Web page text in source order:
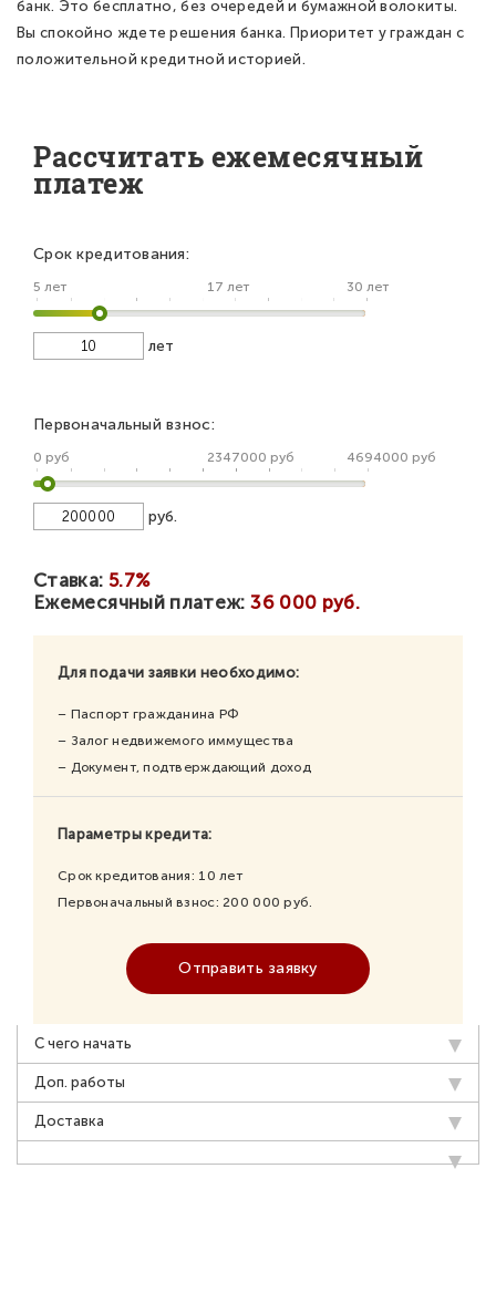
банк. Это бесплатно, без очередей и бумажной волокиты.
Вы спокойно ждете решения банка. Приоритет у граждан с
положительной кредитной историей.
Рассчитать ежемесячный
платеж
Срок кредитования:
5 лет 17 лет 30 лет
лет
Первоначальный взнос:
0 руб 2347000 руб 4694000 руб
руб.
Ставка: 5.7%
Ежемесячный платеж:36 000 руб.
Для подачи заявки необходимо:
– Паспорт гражданина РФ
– Залог недвижемого иммущества
– Документ, подтверждающий доход
Параметры кредита:
Срок кредитования: 10 лет
Первоначальный взнос: 200 000 руб.
Отправить заявку
С чего начать
Доп. работы
Доставка